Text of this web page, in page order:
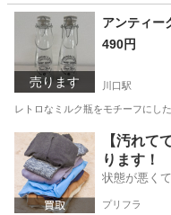
埼玉 川口市
売ります
アンティ
490円
川口駅
レトロなミルク瓶をモチーフにし
埼玉 川口市 川口駅
【汚れて
ります！
状態が悪く
プリフラ